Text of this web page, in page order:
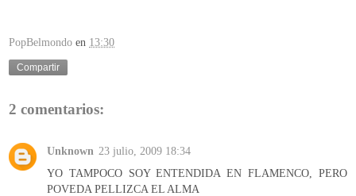
PopBelmondo en 13:30
Compartir
2 comentarios:
Unknown 23 julio, 2009 18:34
YO TAMPOCO SOY ENTENDIDA EN FLAMENCO, PERO
POVEDA PELLIZCA EL ALMA